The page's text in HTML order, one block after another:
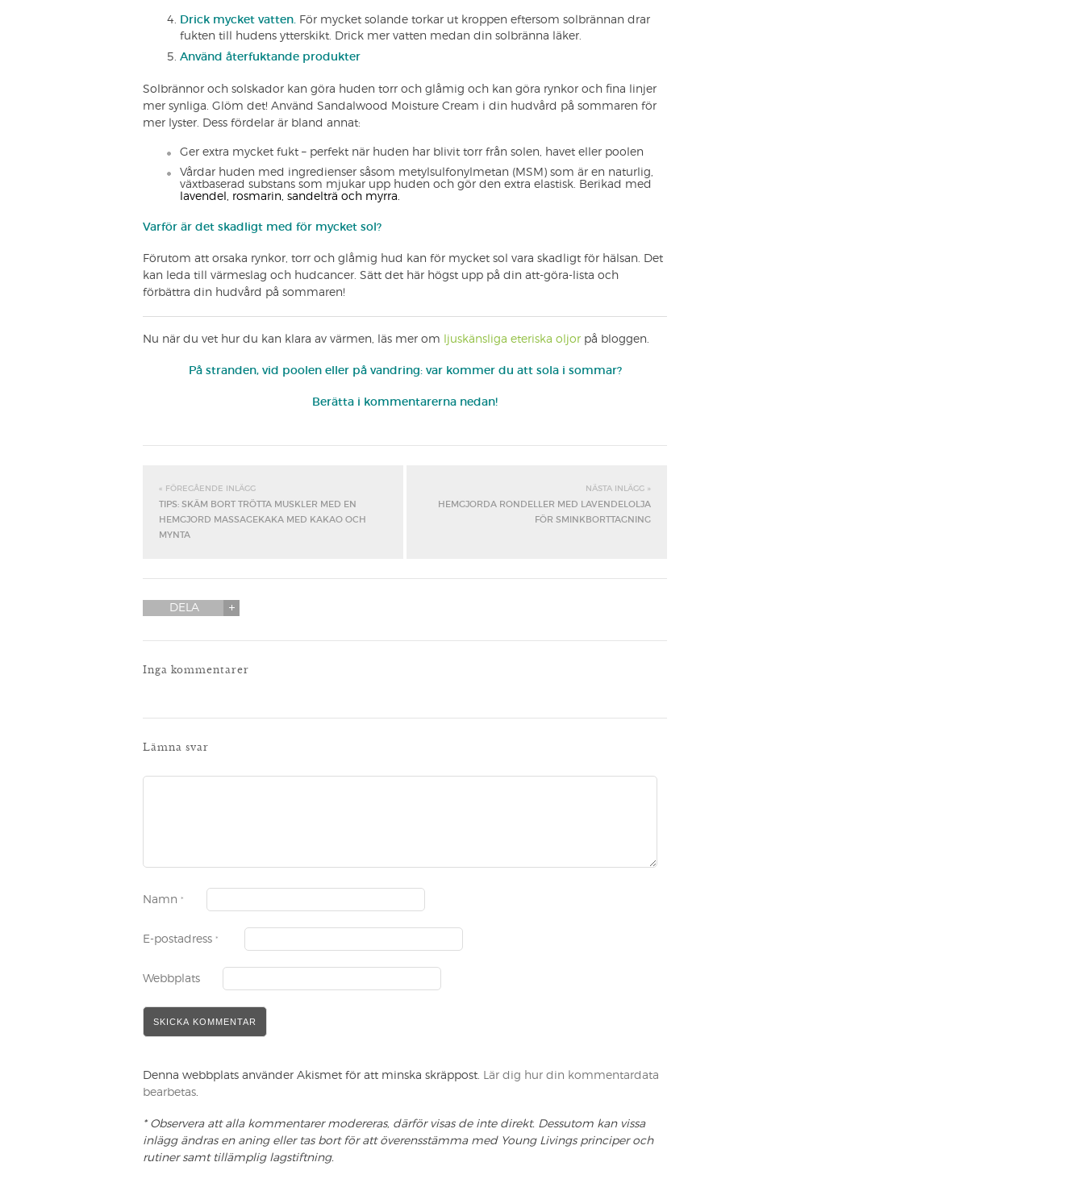
Drick mycket vatten.
För mycket solande torkar ut kroppen eftersom solbrännan drar
fukten till hudens ytterskikt. Drick mer vatten medan din solbränna läker.
Använd återfuktande produkter
Solbrännor och solskador kan göra huden torr och glåmig och kan göra rynkor och fina linjer
mer synliga. Glöm det! Använd Sandalwood Moisture Cream i din hudvård på sommaren för
mer lyster. Dess fördelar är bland annat:
Ger extra mycket fukt – perfekt när huden har blivit torr från solen, havet eller poolen
Vårdar huden med ingredienser såsom metylsulfonylmetan (MSM) som är en naturlig,
växtbaserad substans som mjukar upp huden och gör den extra elastisk. Berikad med
lavendel, rosmarin, sandelträ och myrra.
Varför är det skadligt med för mycket sol?
Förutom att orsaka rynkor, torr och glåmig hud kan för mycket sol vara skadligt för hälsan. Det
kan leda till värmeslag och hudcancer. Sätt det här högst upp på din att-göra-lista och
förbättra din hudvård på sommaren!
Nu när du vet hur du kan klara av värmen, läs mer om ljuskänsliga eteriska oljor på bloggen.
På stranden, vid poolen eller på vandring: var kommer du att sola i sommar?
Berätta i kommentarerna nedan!
« FÖREGÅENDE INLÄGG
TIPS: SKÄM BORT TRÖTTA MUSKLER MED EN
HEMGJORD MASSAGEKAKA MED KAKAO OCH
MYNTA
NÄSTA INLÄGG »
HEMGJORDA RONDELLER MED LAVENDELOLJA
FÖR SMINKBORTTAGNING
DELA
Inga kommentarer
Lämna svar
Namn *
E-postadress *
Webbplats
Denna webbplats använder Akismet för att minska skräppost.
Lär dig hur din kommentardata
bearbetas
* Observera att alla kommentarer modereras, därför visas de inte direkt. Dessutom kan vissa
inlägg ändras en aning eller tas bort för att överensstämma med Young Livings principer och
rutiner samt tillämplig lagstiftning.